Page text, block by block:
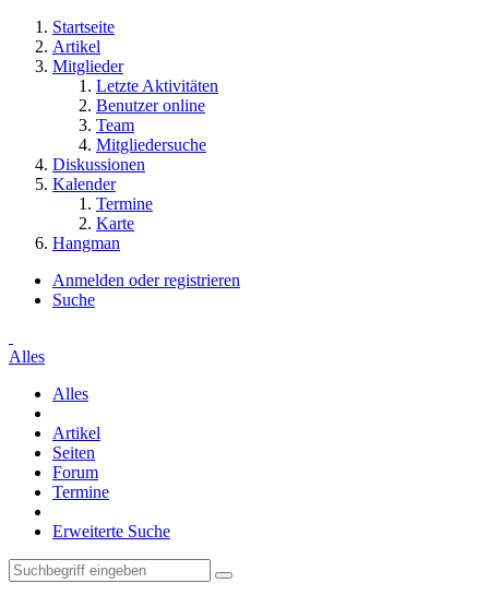
Startseite
Artikel
Mitglieder
Letzte Aktivitäten
Benutzer online
Team
Mitgliedersuche
Diskussionen
Kalender
Termine
Karte
Hangman
Anmelden oder registrieren
Suche
Alles
Alles
Artikel
Seiten
Forum
Termine
Erweiterte Suche